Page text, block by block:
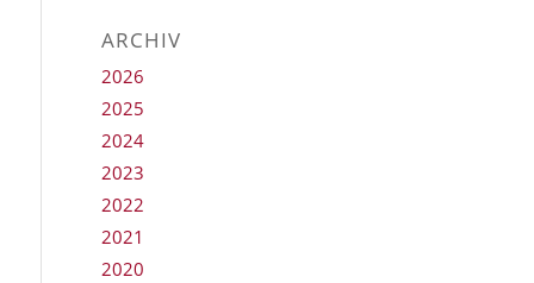
ARCHIV
2026
2025
2024
2023
2022
2021
2020